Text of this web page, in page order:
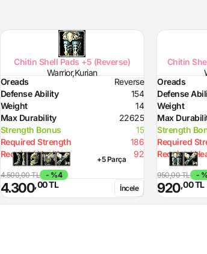
Chitin Shell Pads +5 (Reverse)
Warrior,Kurian
Oreads
Reverse
Defense Ability
154
Weight
14
Max Durability
22625
Strength Bonus
15
Required Strength
186
Required Health
92
+5 Parça
4.500,00 TL
- %4
4.300,00 TL İncele
Chitin
Oreads
Defense
Weight
Max
Strength
Required
Required
950,00 TL
-
920,00 TL